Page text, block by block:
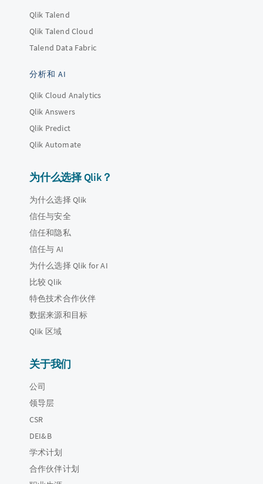
Qlik Talend
Qlik Talend Cloud
Talend Data Fabric
分析和 AI
Qlik Cloud Analytics
Qlik Answers
Qlik Predict
Qlik Automate
为什么选择 Qlik？
为什么选择 Qlik
信任与安全
信任和隐私
信任与 AI
为什么选择 Qlik for AI
比较 Qlik
特色技术合作伙伴
数据来源和目标
Qlik 区域
关于我们
公司
领导层
CSR
DEI&B
学术计划
合作伙伴计划